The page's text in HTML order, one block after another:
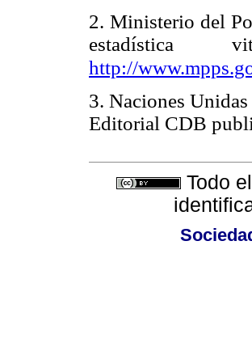
2. Ministerio del
http://
3. Naciones
Editorial CDB
Todo